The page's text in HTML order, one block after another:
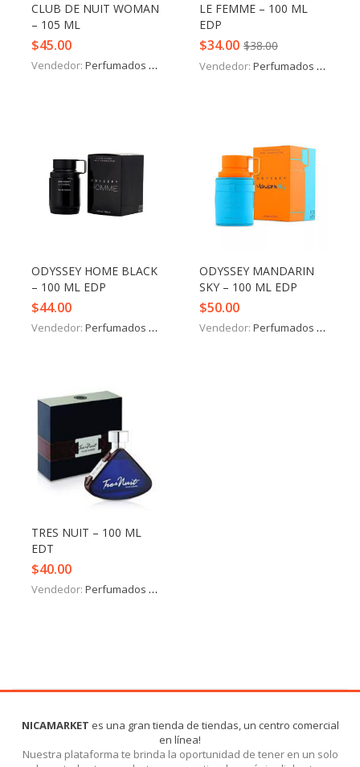
CLUB DE NUIT WOMAN
– 105 ML
$45.00
Vendedor: Perfumados y más
LE FEMME – 100 ML
EDP
$34.00 $38.00
Vendedor: Perfumados y más
ODYSSEY HOME BLACK
– 100 ML EDP
$44.00
Vendedor: Perfumados y más
ODYSSEY MANDARIN
SKY – 100 ML EDP
$50.00
Vendedor: Perfumados y más
TRES NUIT – 100 ML
EDT
$40.00
Vendedor: Perfumados y más
NICAMARKET es una gran tienda de tiendas, un centro comercial
en línea!
Nuestra plataforma te brinda la oportunidad de tener en un solo